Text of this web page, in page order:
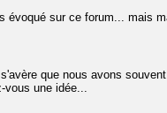
sur ce forum... mais
que nous avons
vous une idée...